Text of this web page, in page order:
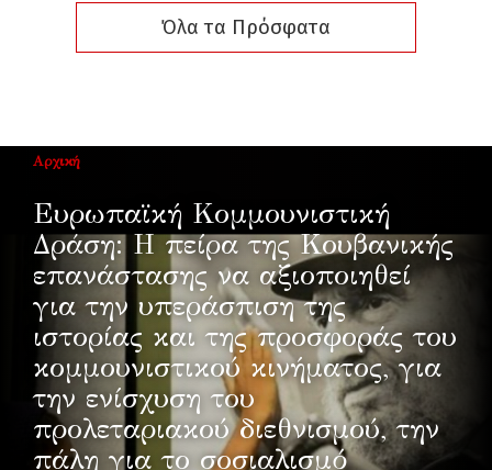
Όλα τα Πρόσφατα
Αρχική
Ευρωπαϊκή Κομμουνιστική
Δράση: Η πείρα της Κουβανικής
επανάστασης να αξιοποιηθεί
για την υπεράσπιση της
ιστορίας και της προσφοράς του
κομμουνιστικού κινήματος, για
την ενίσχυση του
προλεταριακού διεθνισμού, την
πάλη για το σοσιαλισμό